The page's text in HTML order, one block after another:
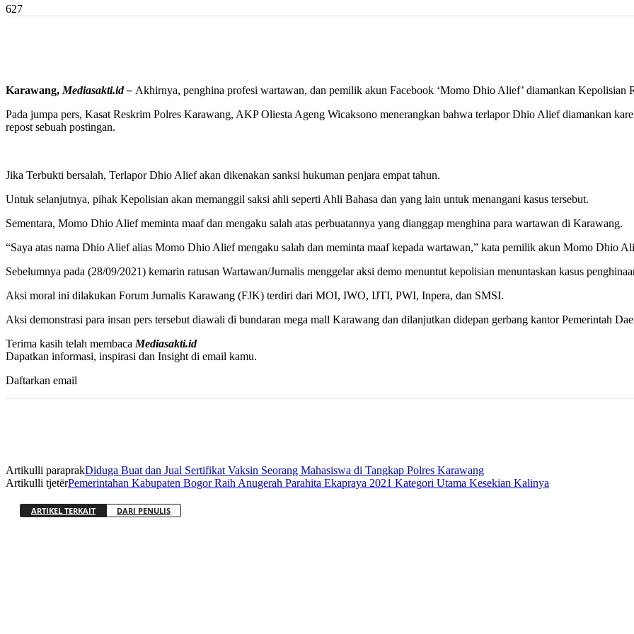
627
Karawang, Mediasakti.id – Akhirnya, penghina profesi wartawan, dan pemilik akun Facebook ‘Momo Dhio Alief’ diamankan Kepolisian
Pada jumpa pers, Kasat Reskrim Polres Karawang, AKP Oliesta Ageng Wicaksono menerangkan bahwa terlapor Dhio Alief diamankan
repost sebuah postingan.
Jika Terbukti bersalah, Terlapor Dhio Alief akan dikenakan sanksi hukuman penjara empat tahun.
Untuk selanjutnya, pihak Kepolisian akan memanggil saksi ahli seperti Ahli Bahasa dan yang lain untuk menangani kasus tersebut.
Sementara, Momo Dhio Alief meminta maaf dan mengaku salah atas perbuatannya yang dianggap menghina para wartawan di Karawang.
“Saya atas nama Dhio Alief alias Momo Dhio Alief mengaku salah dan meminta maaf kepada wartawan,” kata pemilik akun Momo Dhio
Sebelumnya pada (28/09/2021) kemarin ratusan Wartawan/Jurnalis menggelar aksi demo menuntut kepolisian menuntaskan kasus
Aksi moral ini dilakukan Forum Jurnalis Karawang (FJK) terdiri dari MOI, IWO, IJTI, PWI, Inpera, dan SMSI.
Aksi demonstrasi para insan pers tersebut diawali di bundaran mega mall Karawang dan dilanjutkan didepan gerbang kantor Pemerintah
Terima kasih telah membaca Mediasakti.id
Dapatkan informasi, inspirasi dan Insight di email kamu.
Daftarkan email
Artikulli paraprakDiduga Buat dan Jual Sertifikat Vaksin Seorang Mahasiswa di Tangkap Polres Karawang
Artikulli tjetërPemerintahan Kabupaten Bogor Raih Anugerah Parahita Ekapraya 2021 Kategori Utama Kesekian Kalinya
ARTIKEL TERKAIT DARI PENULIS